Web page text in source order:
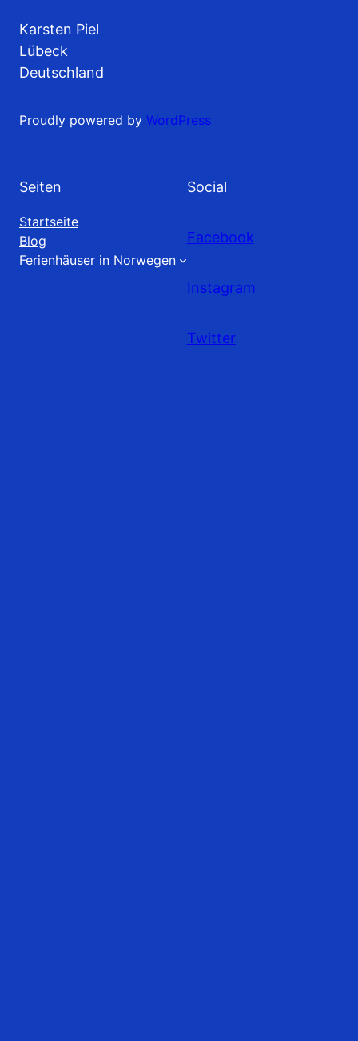
Karsten Piel
Lübeck
Deutschland
Proudly powered by WordPress
Seiten
Startseite
Blog
Ferienhäuser in Norwegen
Social
Facebook
Instagram
Twitter